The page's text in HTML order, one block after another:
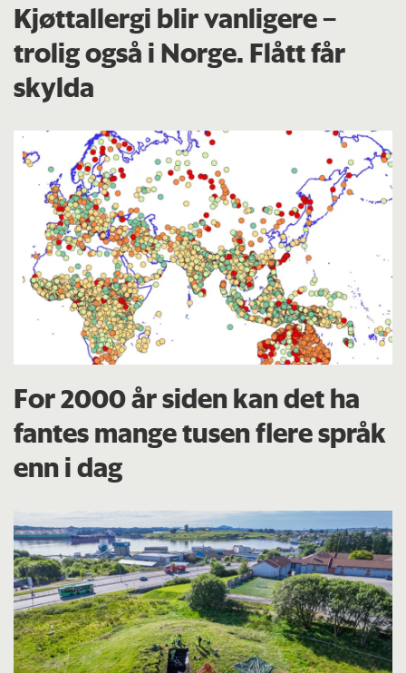
Kjøttallergi blir vanligere –
trolig også i Norge. Flått får
skylda
For 2000 år siden kan det ha
fantes mange tusen flere språk
enn i dag